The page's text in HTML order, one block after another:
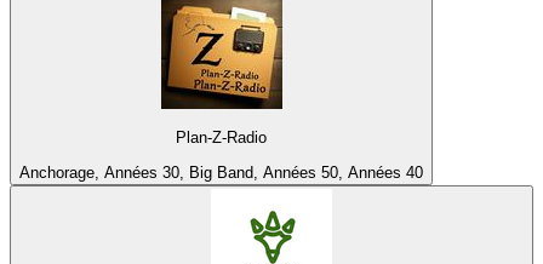
Plan-Z-Radio
Anchorage, Années 30, Big Band, Années 50, Années 40